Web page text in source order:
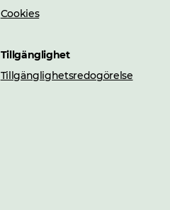
Cookies
Tillgänglighet
Tillgänglighetsredogörelse